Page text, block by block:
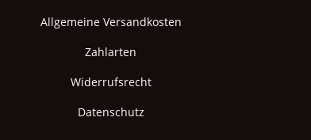
Allgemeine Versandkosten
Zahlarten
Widerrufsrecht
Datenschutz